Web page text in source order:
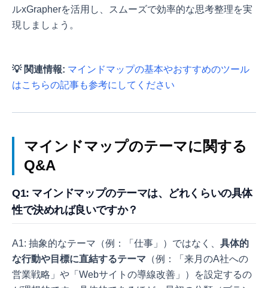
ルxGrapherを活用し、スムーズで効率的な思考整理を実
現しましょう。
💡 関連情報: マインドマップの基本やおすすめのツール
はこちらの記事も参考にしてください
マインドマップのテーマに関する
Q&A
Q1: マインドマップのテーマは、どれくらいの具体
性で決めれば良いですか？
A1: 抽象的なテーマ（例：「仕事」）ではなく、 具体的
な行動や目標に直結するテーマ （例：「来月のA社への
営業戦略」や「Webサイトの導線改善」）を設定するの